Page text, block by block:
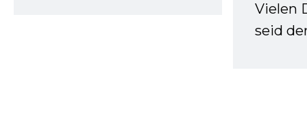
Vielen
seid